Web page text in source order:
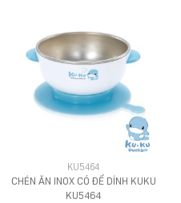
KU5464
CHÉN ĂN INOX CÓ ĐẾ DÍNH KUKU
KU5464